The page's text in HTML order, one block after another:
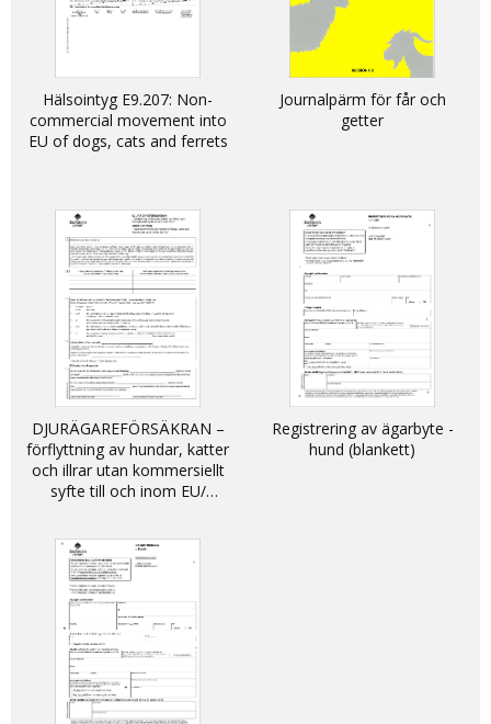
Hälsointyg E9.207: Non-
commercial movement into
EU of dogs, cats and ferrets
Journalpärm för får och
getter
DJURÄGAREFÖRSÄKRAN –
förflyttning av hundar, katter
och illrar utan kommersiellt
syfte till och inom EU/
dogs, cats and ferrets into
and within the EU
Registrering av ägarbyte -
hund (blankett)